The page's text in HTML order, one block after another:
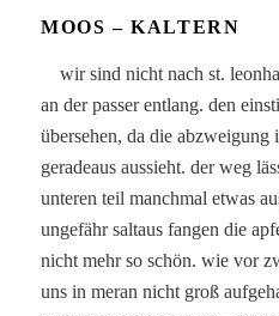
MOOS – KALTERN
wir sind nicht nach st.
an der passer entlang. den
übersehen, da die abzweigung
geradeaus aussieht. der weg
unteren teil manchmal etwas
ungefähr saltaus fangen die
nicht mehr so schön. wie vor
uns in meran nicht groß